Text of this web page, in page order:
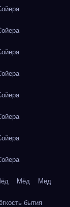
Мёд Мёд
бытия